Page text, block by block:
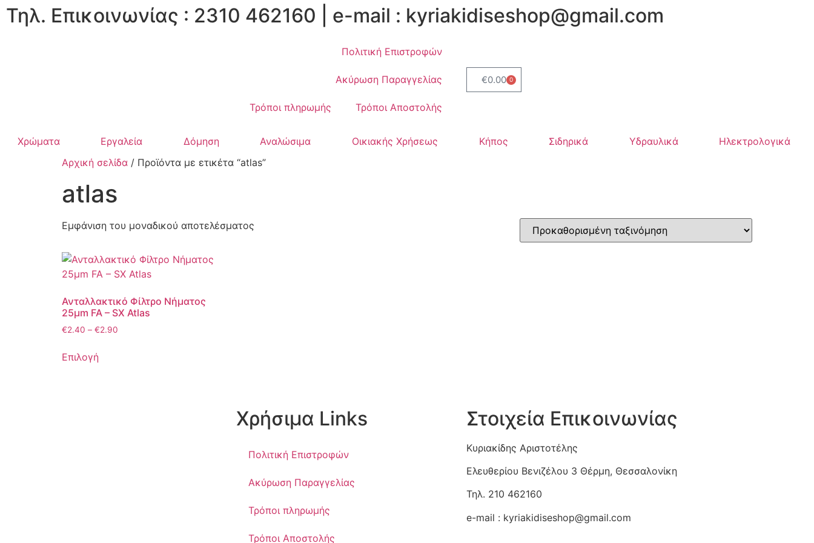
Τηλ. Επικοινωνίας : 2310 462160 | e-mail : kyriakidiseshop@gmail.com
Πολιτική Επιστροφών
Ακύρωση Παραγγελίας
Τρόποι πληρωμής Τρόποι Αποστολής
€0.00 0
Χρώματα Εργαλεία Δόμηση Αναλώσιμα Οικιακής Χρήσεως Κήπος Σιδηρικά Υδραυλικά
Ηλεκτρολογικά
Αρχική σελίδα / Προϊόντα με ετικέτα “atlas”
atlas
Εμφάνιση του μοναδικού αποτελέσματος
Ανταλλακτικό Φίλτρο Νήματος
25μm FA – SX Atlas
€2.40 – €2.90
Επιλογή
Χρήσιμα Links
Πολιτική Επιστροφών
Ακύρωση Παραγγελίας
Τρόποι πληρωμής
Τρόποι Αποστολής
Στοιχεία Επικοινωνίας
Κυριακίδης Αριστοτέλης
Ελευθερίου Βενιζέλου 3 Θέρμη, Θεσσαλονίκη
Τηλ. 210 462160
e-mail : kyriakidiseshop@gmail.com